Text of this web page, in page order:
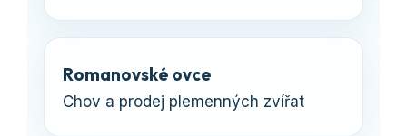
Romanovské ovce
Chov a prodej plemenných zvířat